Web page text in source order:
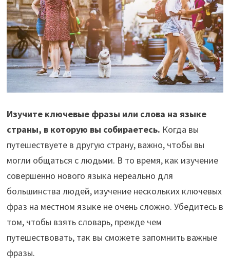
Изучите ключевые фразы или слова на языке
страны, в которую вы собираетесь. Когда вы
путешествуете в другую страну, важно, чтобы вы
могли общаться с людьми. В то время, как изучение
совершенно нового языка нереально для
большинства людей, изучение нескольких ключевых
фраз на местном языке не очень сложно. Убедитесь в
том, чтобы взять словарь, прежде чем
путешествовать, так вы сможете запомнить важные
фразы.